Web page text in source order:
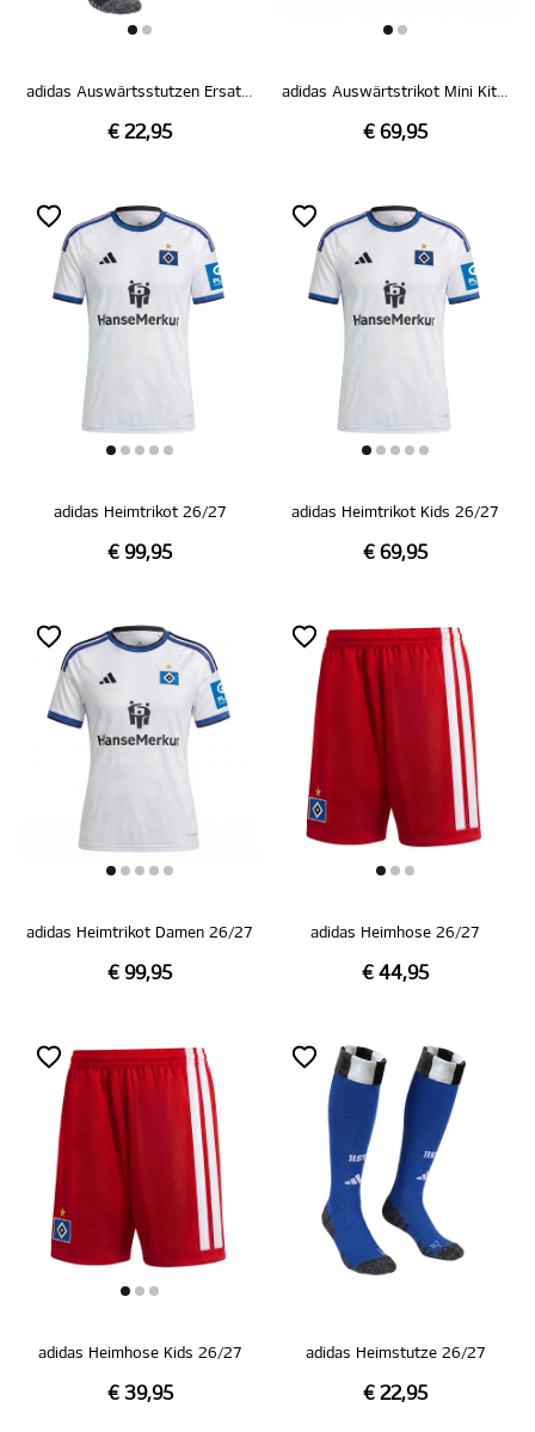
adidas Auswärtsstutzen Ersatz schwarz 26/27
€ 22,95
adidas Auswärtstrikot Mini Kit 26/27
€ 69,95
adidas Heimtrikot 26/27
€ 99,95
adidas Heimtrikot Kids 26/27
€ 69,95
adidas Heimtrikot Damen 26/27
€ 99,95
adidas Heimhose 26/27
€ 44,95
adidas Heimhose Kids 26/27
€ 39,95
adidas Heimstutze 26/27
€ 22,95